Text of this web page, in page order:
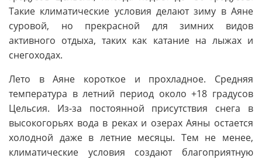
Такие климатические условия делают зиму в Аяне
суровой, но прекрасной для зимних видов
активного отдыха, таких как катание на лыжах и
снегоходах.
Лето в Аяне короткое и прохладное. Средняя
температура в летний период около +18 градусов
Цельсия. Из-за постоянной присутствия снега в
высокогорьях вода в реках и озерах Аяны остается
холодной даже в летние месяцы. Тем не менее,
климатические условия создают благоприятную